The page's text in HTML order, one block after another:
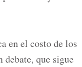
en el costo de los
debate, que sigue